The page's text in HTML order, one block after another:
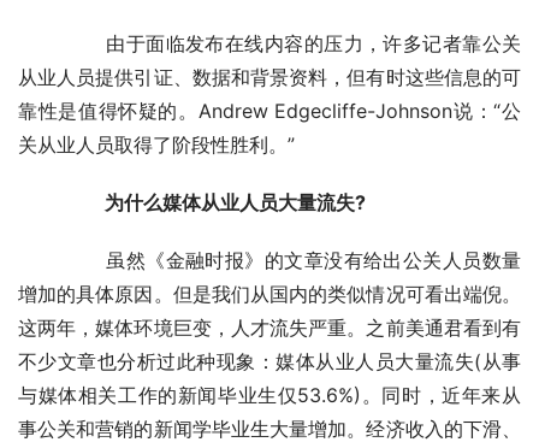
从业人员提供引证、数据和背景资料，但有时这些信息的可
靠性是值得怀疑的。Andrew Edgecliffe-Johnson说：“公
关从业人员取得了阶段性胜利。”
为什么媒体从业人员大量流失?
增加的具体原因。但是我们从国内的类似情况可看出端倪。
这两年，媒体环境巨变，人才流失严重。之前美通君看到有
不少文章也分析过此种现象：媒体从业人员大量流失(从事
与媒体相关工作的新闻毕业生仅53.6%)。同时，近年来从
事公关和营销的新闻学毕业生大量增加。经济收入的下滑、